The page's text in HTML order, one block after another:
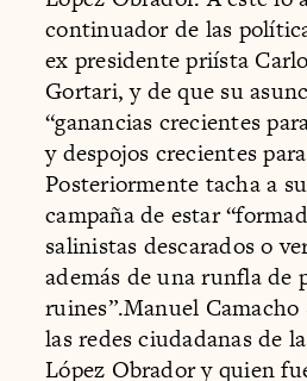
continuador de las
ex presidente priísta
Gortari, y de que su
“ganancias crecientes
y despojos crecientes
Posteriormente tacha a
campaña de estar
salinistas descarados o
además de una runfla de
ruines”.Manuel
las redes ciudadanas de
López Obrador y quien